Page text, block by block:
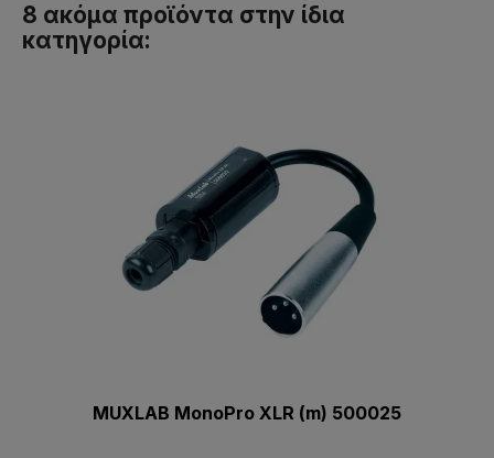
8 ακόμα προϊόντα στην ίδια
κατηγορία:
MUXLAB MonoPro XLR (m) 500025